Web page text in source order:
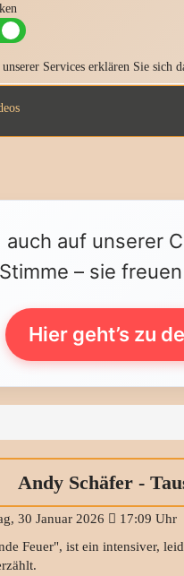
Services erklären Sie sich
auf unserer
– sie
Hier geht’s zu
Andy Schäfer -
30 Januar 2026 17:09 Uhr
Feuer", ist ein intensiver,